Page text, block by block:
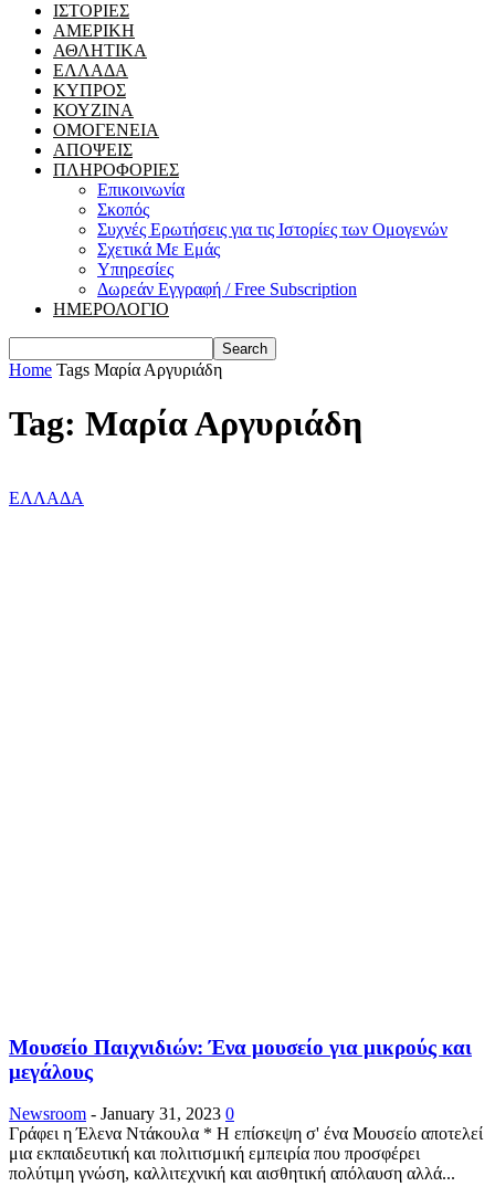
ΙΣΤΟΡΙΕΣ
ΑΜΕΡΙΚΗ
ΑΘΛΗΤΙΚΑ
ΕΛΛΑΔΑ
ΚΥΠΡΟΣ
ΚΟΥΖΙΝΑ
ΟΜΟΓΕΝΕΙΑ
ΑΠΟΨΕΙΣ
ΠΛΗΡΟΦΟΡΙΕΣ
Επικοινωνία
Σκοπός
Συχνές Ερωτήσεις για τις Ιστορίες των Ομογενών
Σχετικά Με Εμάς
Υπηρεσίες
Δωρεάν Εγγραφή / Free Subscription
ΗΜΕΡΟΛΟΓΙΟ
Home Tags Μαρία Αργυριάδη
Tag: Μαρία Αργυριάδη
ΕΛΛΑΔΑ
Μουσείο Παιχνιδιών: Ένα μουσείο για μικρούς και
μεγάλους
Newsroom - January 31, 2023 0
Γράφει η Έλενα Ντάκουλα * H επίσκεψη σ' ένα Μουσείο αποτελεί
μια εκπαιδευτική και πολιτισμική εμπειρία που προσφέρει
πολύτιμη γνώση, καλλιτεχνική και αισθητική απόλαυση αλλά...